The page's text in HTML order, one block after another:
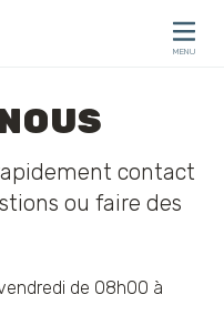
MENU
contact
ou faire des
de 08h00 à